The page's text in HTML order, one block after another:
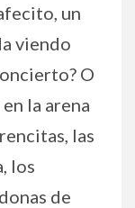
un
viendo
O
la arena
las
los
de